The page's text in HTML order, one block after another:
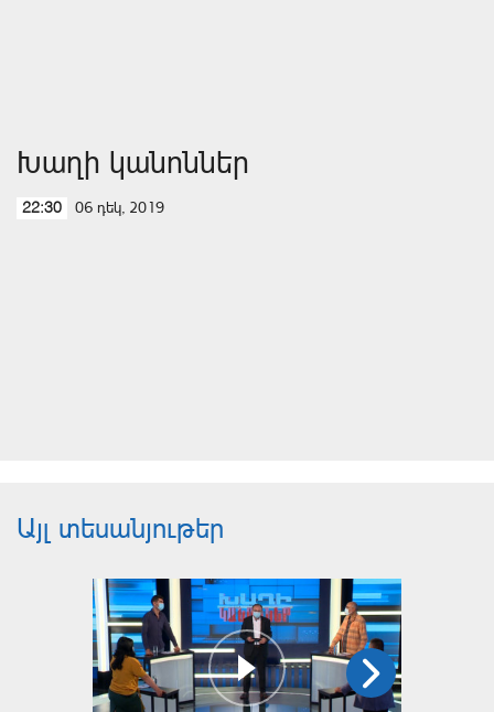
Խաղի կանոններ
22:30 06 դեկ, 2019
Այլ տեսանյութեր